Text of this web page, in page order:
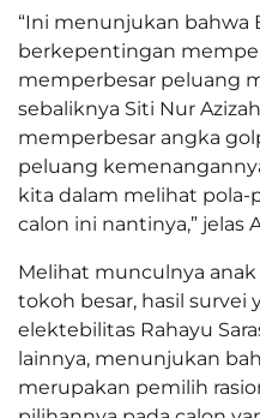
“Ini menunjukan bahwa
berkepentingan
memperbesar peluang
sebaliknya Siti Nur
memperbesar angka
peluang
kita dalam melihat pola-
calon ini nantinya,” jelas
Melihat munculnya
tokoh besar, hasil
elektebilitas Rahayu
lainnya, menunjukan
merupakan pemilih